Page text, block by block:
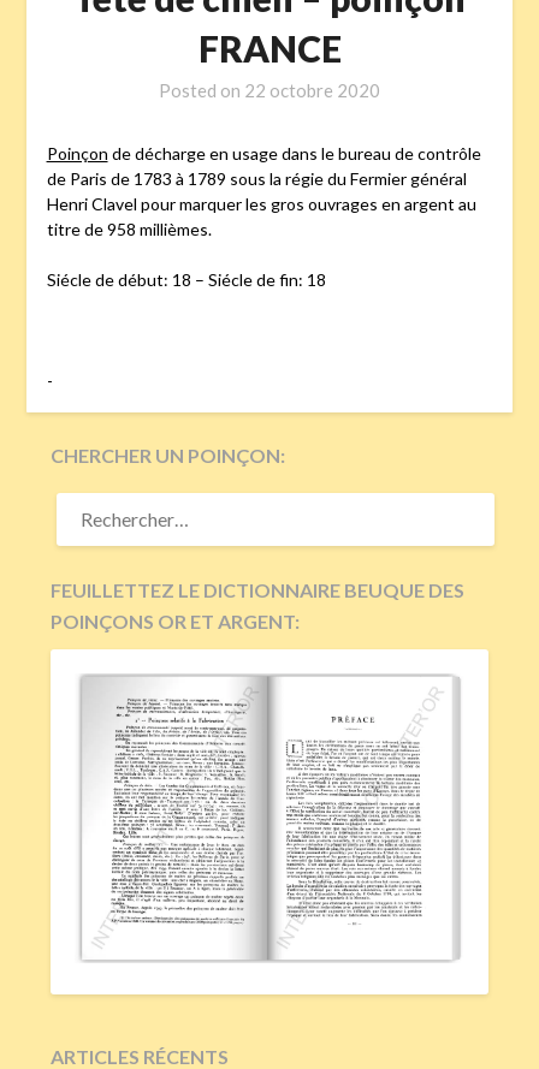
FRANCE
Posted on 22 octobre 2020
Poinçon de décharge en usage dans le bureau de contrôle
de Paris de 1783 à 1789 sous la régie du Fermier général
Henri Clavel pour marquer les gros ouvrages en argent au
titre de 958 millièmes.
Siécle de début: 18 – Siécle de fin: 18
-
CHERCHER UN POINÇON:
RECHERCHER :
FEUILLETTEZ LE DICTIONNAIRE BEUQUE DES
POINÇONS OR ET ARGENT:
ARTICLES RÉCENTS